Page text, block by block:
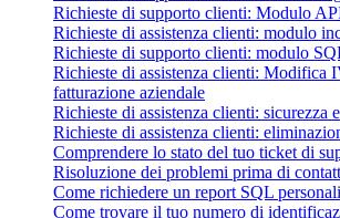
Richieste di supporto clienti: Modulo
Richieste di assistenza clienti: modulo
Richieste di supporto clienti: modulo
Richieste di assistenza clienti: Modifica
fatturazione aziendale
Richieste di assistenza clienti: sicurezza
Richieste di assistenza clienti:
Comprendere lo stato del tuo ticket di
Risoluzione dei problemi prima di
Come richiedere un report SQL
Come trovare il tuo numero di